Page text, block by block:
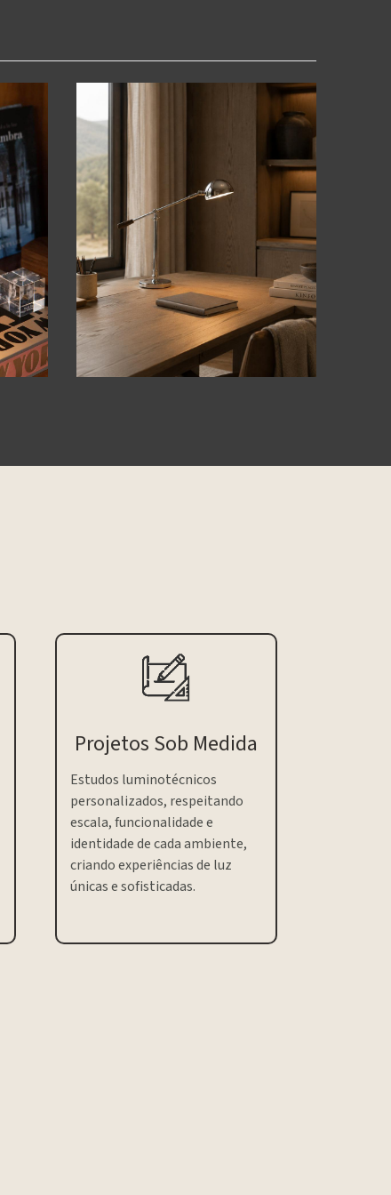
Projetos Sob Medida
Estudos luminotécnicos
personalizados, respeitando
escala, funcionalidade e
identidade de cada ambiente,
criando experiências de luz
únicas e sofisticadas.